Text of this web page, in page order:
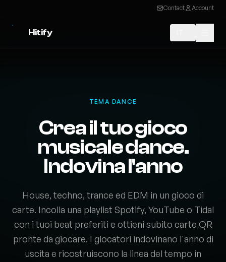
Contact Account
Hitify
TEMA DANCE
Crea il tuo gioco
musicale dance.
Indovina l'anno
House, techno, trance ed EDM in un gioco di
carte. Incolla una playlist Spotify, YouTube o Tidal
con i tuoi beat preferiti e ottieni subito carte QR
pronte da giocare. I giocatori indovinano l'anno di
uscita e ricostruiscono la linea del tempo in